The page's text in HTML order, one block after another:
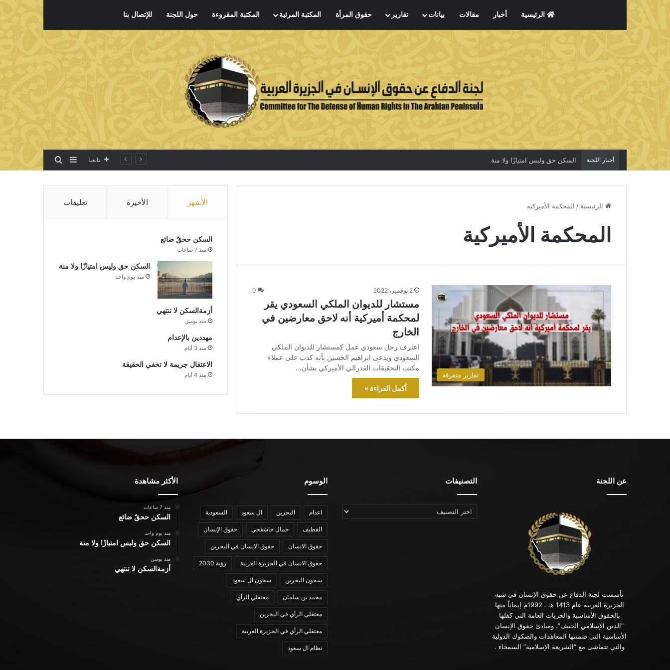
الرئيسية أخبار مقالات بيانات تقارير حقوق المرأة المكتبة المرئية المكتبة المقروءة حول اللجنة للإتصال بنا
أخبار اللجنة السكن حق وليس امتيازًا ولا منة تابعنا إضافة عمود جانبي
بحث عن
الرئيسية / المحكمة الأميركية
المحكمة الأميركية
تقارير متفرقة
2 نوفمبر، 2022 0
مستشار للديوان الملكي السعودي يقر
لمحكمة أميركية أنه لاحق معارضين في
الخارج
اعترف رجل سعودي عمل كمستشار للديوان الملكي
السعودي ويدعى ابراهيم الحسين بأنه كذب على عملاء
مكتب التحقيقات الفدرالي الأميركي بشأن…
أكمل القراءة »
الأشهر الأخيرة تعليقات
السكن ححقٌ ضائع
منذ 7 ساعات
السكن حق وليس امتيازًا ولا منة
منذ يوم واحد
أزمةالسكن لا تنتهي
منذ يومين
مهددين بالإعدام
منذ 3 أيام
الاعتقال جريمة لا تخفي الحقيقة
منذ 4 أيام
عن اللجنة
تأسست لجنة الدفاع عن حقوق الإنسان في شبه
الجزيرة العربية عام 1413 هـ ـ 1992م إيماناً منها
بالحقوق الأساسية والحريات العامة التي كفلها
“الدين الإسلامي الحنيف”، ومبادئ حقوق الإنسان
الأساسية التي ضمنتها المعاهدات والصكوك الدولية
والتي تتماشى مع “الشريعة الإسلامية” السمحاء .
التصنيفات
التصنيفات
الوسوم
اعدام البحرين ال سعود السعودية
القطيف جمال خاشقجي حقوق الإنسان
حقوق الانسان حقوق الانسان في البحرين
حقوق الانسان في الجزيرة العربية رؤية 2030
سجون البحرين سجون ال سعود
محمد بن سلمان معتقلي الرأي
معتقلي الرأي في البحرين
معتقلي الرأي في الجزيرة العربية
نظام ال سعود
الأكثر مشاهدة
منذ 7 ساعات
السكن ححقٌ ضائع
منذ يوم واحد
السكن حق وليس امتيازًا ولا منة
منذ يومين
أزمةالسكن لا تنتهي